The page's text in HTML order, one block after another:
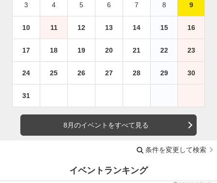
3 4 5 6 7 8 9
10 11 12 13 14 15 16
17 18 19 20 21 22 23
24 25 26 27 28 29 30
31
8月のイベントをすべて見る
条件を変更して検索
イベントランキング